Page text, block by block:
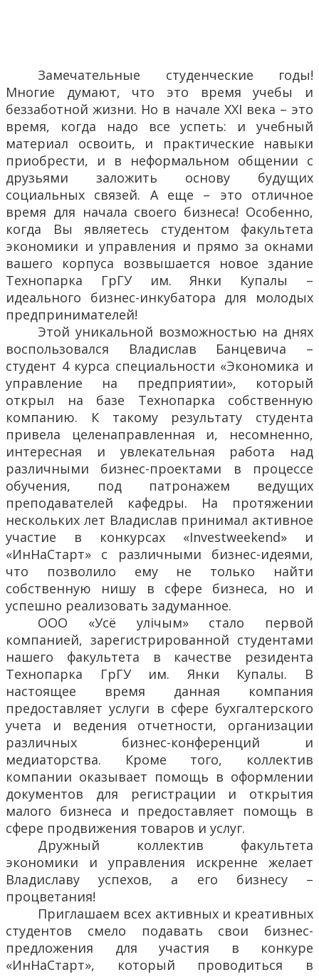
Замечательные студенческие годы!
Многие думают, что это время учебы и
беззаботной жизни. Но в начале XXI века – это
время, когда надо все успеть: и учебный
материал освоить, и практические навыки
приобрести, и в неформальном общении с
друзьями заложить основу будущих
социальных связей. А еще – это отличное
время для начала своего бизнеса! Особенно,
когда Вы являетесь студентом факультета
экономики и управления и прямо за окнами
вашего корпуса возвышается новое здание
Технопарка ГрГУ им. Янки Купалы –
идеального бизнес-инкубатора для молодых
предпринимателей!
Этой уникальной возможностью на днях
воспользовался Владислав Банцевича –
студент 4 курса специальности «Экономика и
управление на предприятии», который
открыл на базе Технопарка собственную
компанию. К такому результату студента
привела целенаправленная и, несомненно,
интересная и увлекательная работа над
различными бизнес-проектами в процессе
обучения, под патронажем ведущих
преподавателей кафедры. На протяжении
нескольких лет Владислав принимал активное
участие в конкурсах «Investweekend» и
«ИнНаСтарт» с различными бизнес-идеями,
что позволило ему не только найти
собственную нишу в сфере бизнеса, но и
успешно реализовать задуманное.
ООО «Усё улічым» стало первой
компанией, зарегистрированной студентами
нашего факультета в качестве резидента
Технопарка ГрГУ им. Янки Купалы. В
настоящее время данная компания
предоставляет услуги в сфере бухгалтерского
учета и ведения отчетности, организации
различных бизнес-конференций и
медиаторства. Кроме того, коллектив
компании оказывает помощь в оформлении
документов для регистрации и открытия
малого бизнеса и предоставляет помощь в
сфере продвижения товаров и услуг.
Дружный коллектив факультета
экономики и управления искренне желает
Владиславу успехов, а его бизнесу –
процветания!
Приглашаем всех активных и креативных
студентов смело подавать свои бизнес-
предложения для участия в конкуре
«ИнНаСтарт», который проводиться в